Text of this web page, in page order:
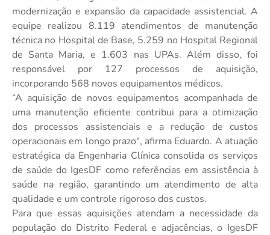
modernização e expansão da capacidade assistencial. A
equipe realizou 8.119 atendimentos de manutenção
técnica no Hospital de Base, 5.259 no Hospital Regional
de Santa Maria, e 1.603 nas UPAs. Além disso, foi
responsável por 127 processos de aquisição,
incorporando 568 novos equipamentos médicos.
“A aquisição de novos equipamentos acompanhada de
uma manutenção eficiente contribui para a otimização
dos processos assistenciais e a redução de custos
operacionais em longo prazo", afirma Eduardo. A atuação
estratégica da Engenharia Clínica consolida os serviços
de saúde do IgesDF como referências em assistência à
saúde na região, garantindo um atendimento de alta
qualidade e um controle rigoroso dos custos.
Para que essas aquisições atendam a necessidade da
população do Distrito Federal e adjacências, o IgesDF